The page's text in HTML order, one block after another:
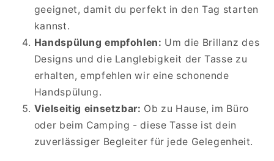
geeignet, damit du perfekt in den Tag starten
kannst.
Handspülung empfohlen: Um die Brillanz des
Designs und die Langlebigkeit der Tasse zu
erhalten, empfehlen wir eine schonende
Handspülung.
Vielseitig einsetzbar: Ob zu Hause, im Büro
oder beim Camping - diese Tasse ist dein
zuverlässiger Begleiter für jede Gelegenheit.